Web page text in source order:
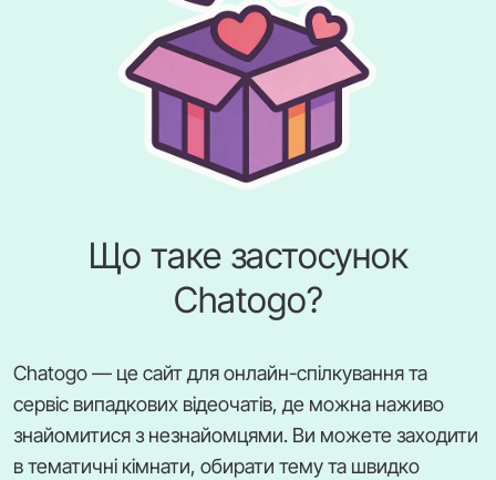
Що таке застосунок
Chatogo?
Chatogo — це сайт для онлайн-спілкування та
сервіс випадкових відеочатів, де можна наживо
знайомитися з незнайомцями. Ви можете заходити
в тематичні кімнати, обирати тему та швидко